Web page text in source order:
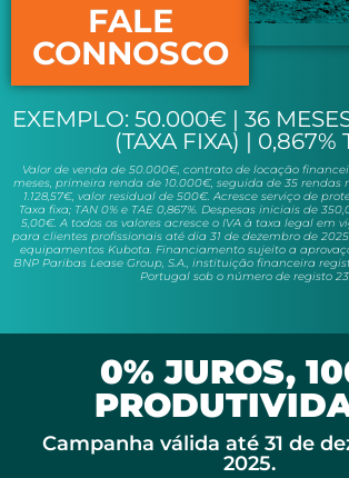
FALE
CONNOSCO
EXEMPLO: 50.000€ | 36
(TAXA FIXA) | 0,867%
Valor de venda de 50.000€, contrato de locação
meses, primeira renda de 10.000€, seguida de 35 rendas
1.128,57€, valor residual de 500€. Acresce serviço de
Taxa fixa; TAN 0% e TAE 0,867%. Despesas iniciais de
5,00€. A todos os valores acresce o IVA à taxa legal em
para clientes profissionais até dia 31 de dezembro de
equipamentos Kubota. Financiamento sujeito a
BNP Paribas Lease Group, S.A., instituição financeira
Portugal sob o número de registo
0% JUROS,
Campanha válida até 31 de
2025.